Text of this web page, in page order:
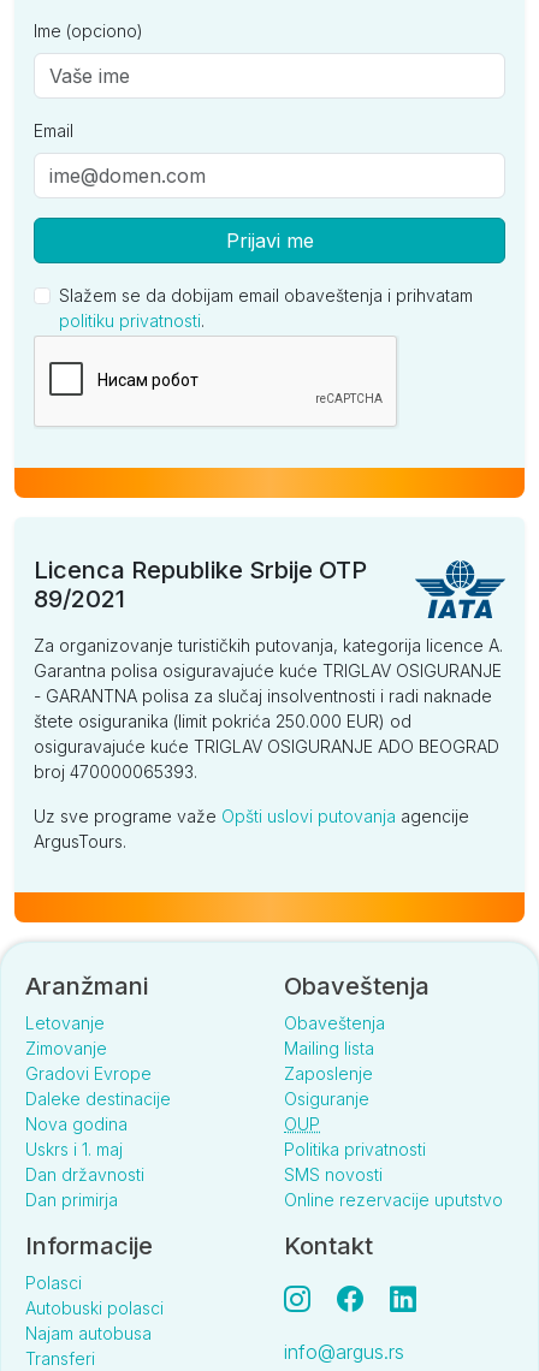
Ime (opciono)
Email
Prijavi me
Slažem se da dobijam email obaveštenja i prihvatam
politiku privatnosti.
Licenca Republike Srbije OTP
89/2021
Za organizovanje turističkih putovanja, kategorija licence A.
Garantna polisa osiguravajuće kuće TRIGLAV OSIGURANJE
- GARANTNA polisa za slučaj insolventnosti i radi naknade
štete osiguranika (limit pokrića 250.000 EUR) od
osiguravajuće kuće TRIGLAV OSIGURANJE ADO BEOGRAD
broj 470000065393.
Uz sve programe važe Opšti uslovi putovanja agencije
ArgusTours.
Aranžmani
Letovanje
Zimovanje
Gradovi Evrope
Daleke destinacije
Nova godina
Uskrs i 1. maj
Dan državnosti
Dan primirja
Obaveštenja
Obaveštenja
Mailing lista
Zaposlenje
Osiguranje
OUP
Politika privatnosti
SMS novosti
Online rezervacije uputstvo
Informacije
Polasci
Autobuski polasci
Najam autobusa
Transferi
Kontakt
info@argus.rs